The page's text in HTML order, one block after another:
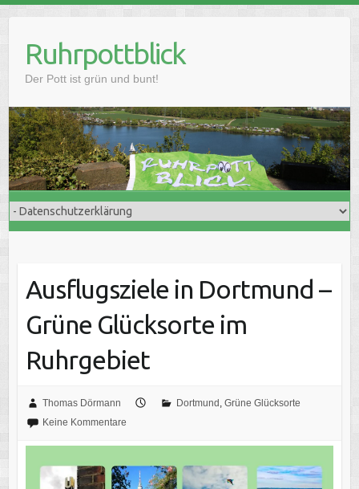
contentRuhrpottblick
Der Pott ist grün und bunt!
Ausflugsziele in Dortmund –
Grüne Glücksorte im
Ruhrgebiet
Thomas Dörmann Dortmund , Grüne Glücksorte
Keine Kommentare